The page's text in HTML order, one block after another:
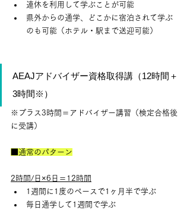
連休を利用して学ぶことが可能
県外からの通学、どこかに宿泊されて学ぶ
のも可能（ホテル・駅まで送迎可能）
AEAJアドバイザー資格取得講（12時間＋
3時間※）
※プラス3時間＝アドバイザー講習（検定合格後
に受講）
■通常のパターン
2時間/日×6日＝12時間
1週間に1度のペースで1ヶ月半で学ぶ
毎日通学して1週間で学ぶ